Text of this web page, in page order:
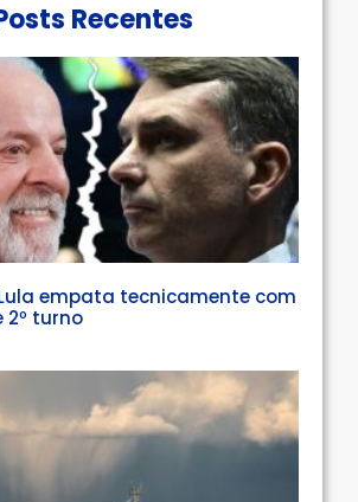
Recentes
empata tecnicamente com
2º turno